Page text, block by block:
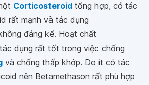
Corticosteroid tổng hợp, có tác
rất mạnh và tác dụng
đáng kể. Hoạt chất
dụng rất tốt trong việc chống
và chống thấp khớp. Do ít có tác
nên Betamethason rất phù hợp